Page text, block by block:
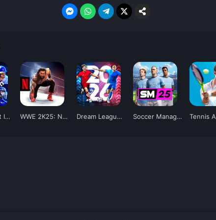
MLB Perfect Inning 26 WWE 2K25: Netflix Edition Dream League Soccer 2026 Soccer Manager 2025 Tennis